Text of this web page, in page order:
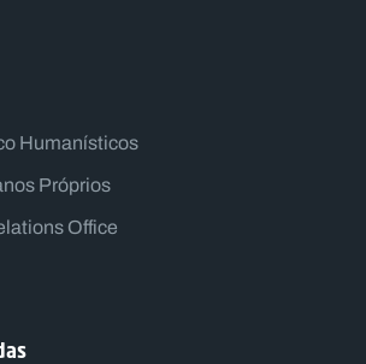
Humanísticos
Próprios
Office